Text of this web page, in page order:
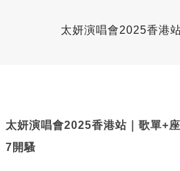
太妍演唱會2025香港
太妍演唱會2025香港站｜歌單+
7開騷